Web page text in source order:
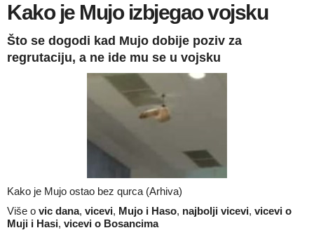
Kako je Mujo izbjegao vojsku
Što se dogodi kad Mujo dobije poziv za
regrutaciju, a ne ide mu se u vojsku
Kako je Mujo ostao bez qurca (Arhiva)
Više o vic dana, vicevi, Mujo i Haso, najbolji vicevi, vicevi o
Muji i Hasi, vicevi o Bosancima